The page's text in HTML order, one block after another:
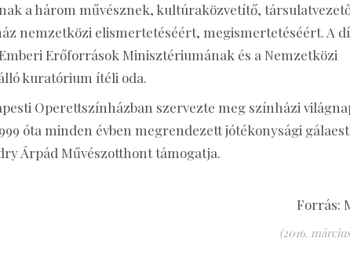
a három művésznek, kultúraközvetítő,
nemzetközi elismertetéséért, megismertetéséért. A
Erőforrások Minisztériumának és a Nemzetközi
kuratórium ítéli oda.
Operettszínházban szervezte meg színházi
óta minden évben megrendezett jótékonysági gálaest
Árpád Művészotthont támogatja.
Forrás:
(2016.